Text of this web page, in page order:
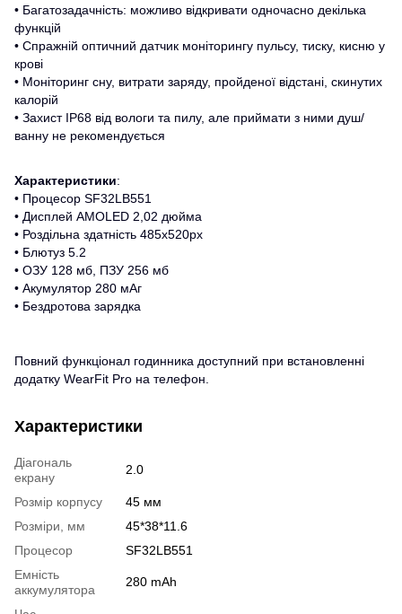
• Багатозадачність: можливо відкривати одночасно декілька
функцій
• Спражній оптичний датчик моніторингу пульсу, тиску, кисню у
крові
• Моніторинг сну, витрати заряду, пройденої відстані, скинутих
калорій
• Захист IP68 від вологи та пилу, але приймати з ними душ/
ванну не рекомендується
Характеристики:
• Процесор SF32LB551
• Дисплей AMOLED 2,02 дюйма
• Роздільна здатність 485x520px
• Блютуз 5.2
• ОЗУ 128 мб, ПЗУ 256 мб
• Акумулятор 280 мАг
• Бездротова зарядка
Повний функціонал годинника доступний при встановленні
додатку WearFit Pro на телефон.
Характеристики
Діагональ
екрану
2.0
Розмір корпусу
45 мм
Розміри, мм
45*38*11.6
Процесор
SF32LB551
Емність
аккумулятора
280 mAh